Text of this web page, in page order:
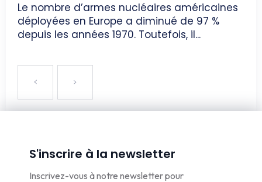
Le nombre d’armes nucléaires américaines
déployées en Europe a diminué de 97 %
depuis les années 1970. Toutefois, il...
S'inscrire à la newsletter
Inscrivez-vous à notre newsletter pour